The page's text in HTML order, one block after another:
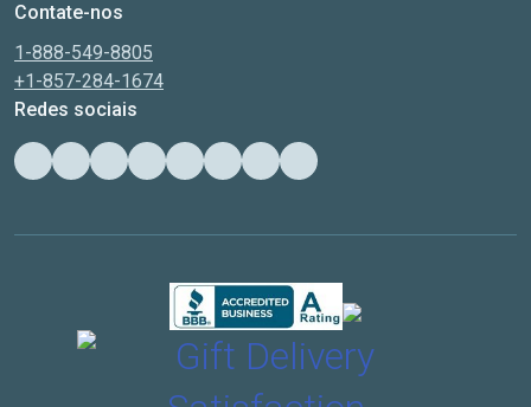
Contate-nos
1-888-549-8805
+1-857-284-1674
Redes sociais